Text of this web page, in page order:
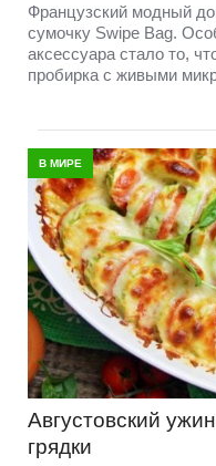
Французский модный
сумочку Swipe Bag.
аксессуара стало то,
пробирка с живыми
В МИРЕ
Августовский
грядки